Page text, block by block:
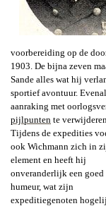
voorbereiding op de
1903. De bijna zeven
Sande alles wat hij
sportief avontuur.
aanraking met
pijlpunten te verwijderen.
Tijdens de expedities
ook Wichmann zich in
ele­ment en heeft hij
onveranderlijk een goed
humeur, wat zijn
expeditiegenoten